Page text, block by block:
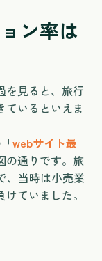
ン率は
を見ると、旅行
ているといえま
webサイト最
の通りです。旅
、当時は小売業
ていました。